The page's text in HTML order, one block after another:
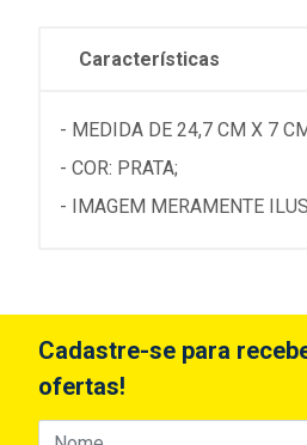
Características
- MEDIDA DE 24,7 CM X 7
- COR: PRATA;
- IMAGEM MERAMENTE
Cadastre-se para
ofertas!